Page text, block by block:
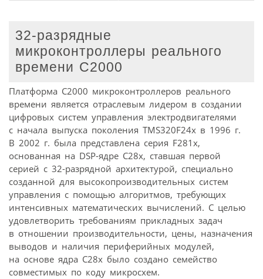
32-разрядные
микроконтроллеры реального
времени C2000
Платформа C2000 микроконтроллеров реального
времени является отраслевым лидером в создании
цифровых систем управления электродвигателями
с начала выпуска поколения TMS320F24x в 1996 г.
В 2002 г. была представлена серия F281x,
основанная на DSP-ядре C28x, ставшая первой
серией с 32-разрядной архитектурой, специально
созданной для высокопроизводительных систем
управления с помощью алгоритмов, требующих
интенсивных математических вычислений. С целью
удовлетворить требованиям прикладных задач
в отношении производительности, цены, назначения
выводов и наличия периферийных модулей,
на основе ядра C28x было создано семейство
совместимых по коду микросхем.